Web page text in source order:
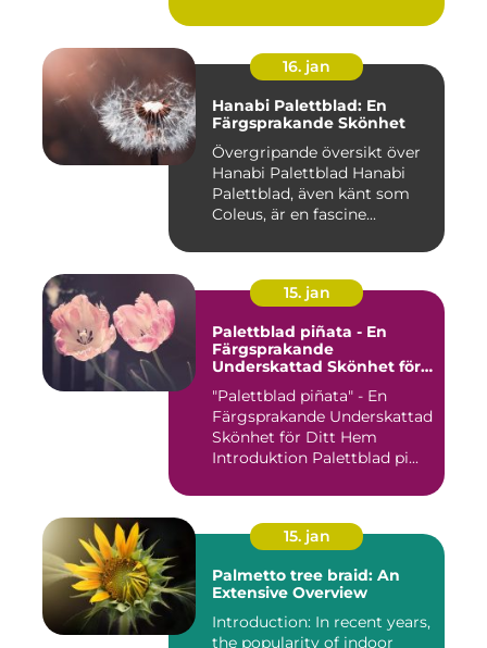
16. jan
Hanabi Palettblad: En
Färgsprakande Skönhet
Övergripande översikt över
Hanabi Palettblad Hanabi
Palettblad, även känt som
Coleus, är en fascine...
15. jan
Palettblad piñata - En
Färgsprakande
Underskattad Skönhet för
"Palettblad piñata" - En
Färgsprakande Underskattad
Skönhet för Ditt Hem
Introduktion Palettblad pi...
15. jan
Palmetto tree braid: An
Extensive Overview
Introduction: In recent years,
the popularity of indoor